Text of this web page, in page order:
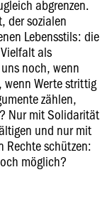
abgrenzen.
der sozialen
Lebensstils: die
als
noch, wenn
wenn Werte strittig
zählen,
Nur mit Solidarität
und nur mit
Rechte schützen:
möglich?